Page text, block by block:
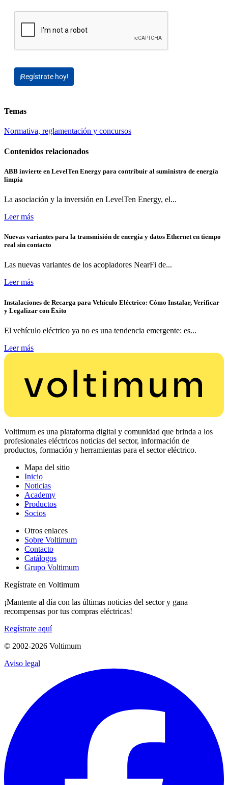
¡Regístrate hoy!
Temas
Normativa, reglamentación y concursos
Contenidos relacionados
ABB invierte en LevelTen Energy para contribuir al suministro de energía
limpia
La asociación y la inversión en LevelTen Energy, el...
Leer más
Nuevas variantes para la transmisión de energía y datos Ethernet en tiempo
real sin contacto
Las nuevas variantes de los acopladores NearFi de...
Leer más
Instalaciones de Recarga para Vehículo Eléctrico: Cómo Instalar, Verificar
y Legalizar con Éxito
El vehículo eléctrico ya no es una tendencia emergente: es...
Leer más
Voltimum es una plataforma digital y comunidad que brinda a los
profesionales eléctricos noticias del sector, información de
productos, formación y herramientas para el sector eléctrico.
Mapa del sitio
Inicio
Noticias
Academy
Productos
Socios
Otros enlaces
Sobre Voltimum
Contacto
Catálogos
Grupo Voltimum
Regístrate en Voltimum
¡Mantente al día con las últimas noticias del sector y gana
recompensas por tus compras eléctricas!
Regístrate aquí
© 2002-2026 Voltimum
Aviso legal